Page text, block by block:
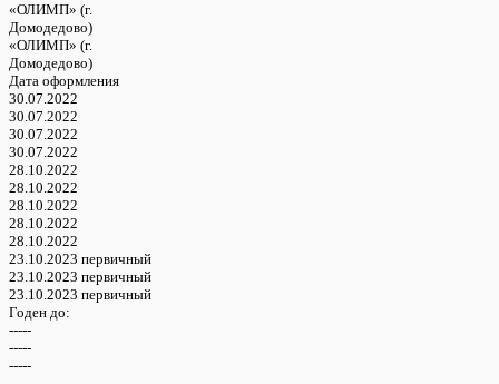
«ОЛИМП» (г.
Домодедово)
«ОЛИМП» (г.
Домодедово)
Дата оформления
30.07.2022
30.07.2022
30.07.2022
30.07.2022
28.10.2022
28.10.2022
28.10.2022
28.10.2022
28.10.2022
23.10.2023 первичный
23.10.2023 первичный
23.10.2023 первичный
Годен до:
-----
-----
-----